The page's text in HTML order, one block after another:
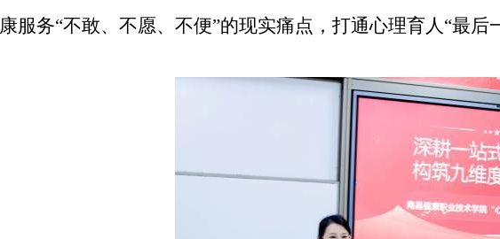
康服务“不敢、不愿、不便”的现实痛点，打通心理育人“最后